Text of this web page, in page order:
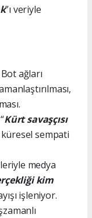
”ı veriyle
ağları
Kürt savaşçısı
küresel sempati
medya
kim
işleniyor.